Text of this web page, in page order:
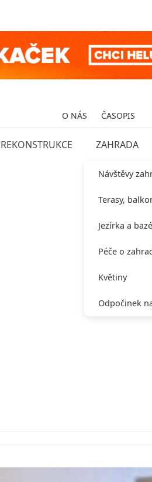
O NÁS ČASOPIS
REKONSTRUKCE ZAHRADA
Návštěvy
Terasy,
Jezírka a
Péče o
Květiny
Odpočinek